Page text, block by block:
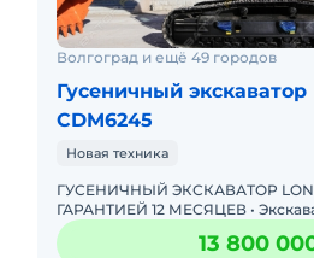
Волгоград и ещё 49 городов
Гусеничный
CDM6245
Новая техника
ГУСЕНИЧНЫЙ ЭКСКАВАТОР
ГАРАНТИЕЙ 12 МЕСЯЦЕВ • Экскаватор с ПСМ •
Доступна покупка в лизинг!
минут Полная предпр13 800